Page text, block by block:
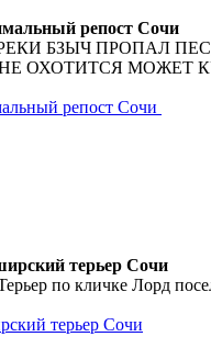
репост Сочи
РЕКИ БЗЫЧ ПРОПАЛ
ОХОТИТСЯ МОЖЕТ
репост Сочи
терьер Сочи
по кличке Лорд
терьер Сочи